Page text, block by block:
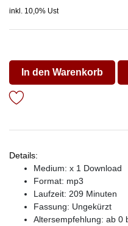
inkl. 10,0% Ust
In den Warenkorb
Details:
Medium: x 1 Download
Format: mp3
Laufzeit: 209 Minuten
Fassung: Ungekürzt
Altersempfehlung: ab 0